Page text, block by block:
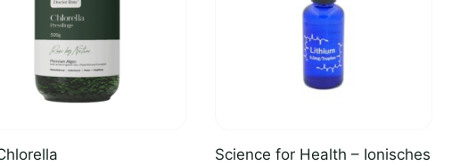
Science for Health – Ionisches